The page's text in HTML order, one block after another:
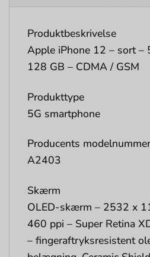
Produktbeskrivelse
Apple iPhone 12 – sort –
128 GB – CDMA / GSM
Produkttype
5G smartphone
Producents modelnummer
A2403
Skærm
OLED-skærm – 2532 x
460 ppi – Super Retina
– fingeraftryksresistent